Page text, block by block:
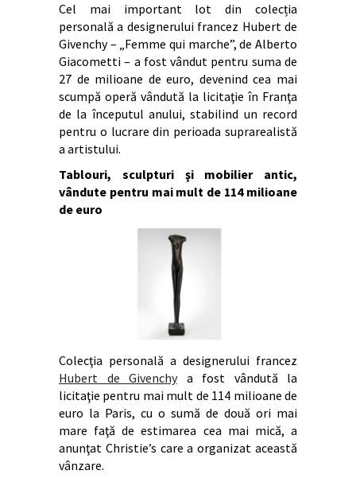
Cel mai important lot din colecția
personală a designerului francez Hubert de
Givenchy – „Femme qui marche”, de Alberto
Giacometti – a fost vândut pentru suma de
27 de milioane de euro, devenind cea mai
scumpă operă vândută la licitaţie în Franţa
de la începutul anului, stabilind un record
pentru o lucrare din perioada suprarealistă
a artistului.
Tablouri, sculpturi şi mobilier antic,
vândute pentru mai mult de 114 milioane
de euro
Colecţia personală a designerului francez
Hubert de Givenchya fost vândută la
licitaţie pentru mai mult de 114 milioane de
euro la Paris, cu o sumă de două ori mai
mare faţă de estimarea cea mai mică, a
anunţat Christie’s care a organizat această
vânzare.